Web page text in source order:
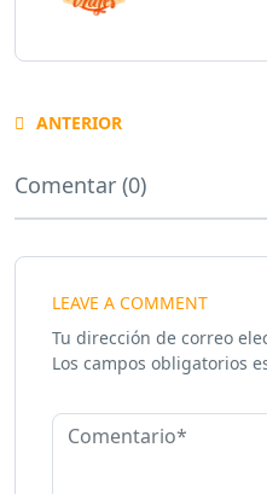
ANTERIOR
Comentar (0)
LEAVE A COMMENT
Tu dirección de correo
Los campos obligatorios